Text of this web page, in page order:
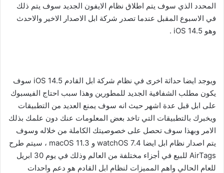
المحدد الذي سوف يتم اطلاق نظام الايفون الجديد سوف يتم ذلك
في الاسبوع المقبل عندما تصدر شركة ابل الاصدار الاخير والاحدث
وهو iOS 14.5 .
ويوجد ايضا حداثة اخرى في نظام شركة ابل القادم iOS 14.5 سوف
يكون مطلب الشفافية الجديد للمطورين وهذا سبب احتاج الفيسبوك
على ابل قبل عدة اشهر حيث انه سوف يمنع العديد من التطبيقات
ويخبرك بالتطبيقات التي تاخد بعض المعلومات عنك دون علمك بذلك
الامر وبهذا سوف تحصل على خصوصيتك الكاملة من خلاله وسوف
يتم اصدار نظام ابل ايضا watchOS 7.4 و macOS 11.3 ، سيتم طرح
AirTags للبيع في أجزاء مختلفة من العالم وذلك في يوم 30 ابريل
للعام الحالي واهم المميزات لنظام ابل القادم هو دعم واحدات